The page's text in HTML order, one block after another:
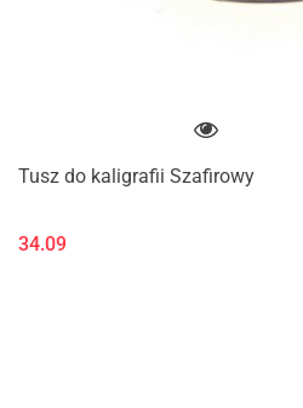
Tusz do kaligrafii Szafirowy
34.09